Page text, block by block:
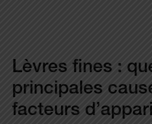
Lèvres fines :
principales
facteurs